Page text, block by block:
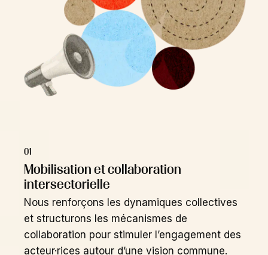
01
Mobilisation et collaboration
intersectorielle
Nous renforçons les dynamiques collectives
et structurons les mécanismes de
collaboration pour stimuler l’engagement des
acteur·rices autour d’une vision commune.